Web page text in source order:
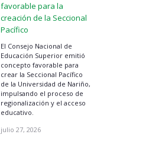
favorable para la
creación de la Seccional
Pacífico
El Consejo Nacional de
Educación Superior emitió
concepto favorable para
crear la Seccional Pacífico
de la Universidad de Nariño,
impulsando el proceso de
regionalización y el acceso
educativo.
julio 27, 2026